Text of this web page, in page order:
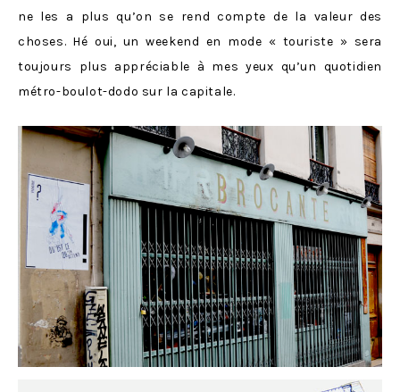
ne les a plus qu’on se rend compte de la valeur des
choses. Hé oui, un weekend en mode « touriste » sera
toujours plus appréciable à mes yeux qu’un quotidien
métro-boulot-dodo sur la capitale.